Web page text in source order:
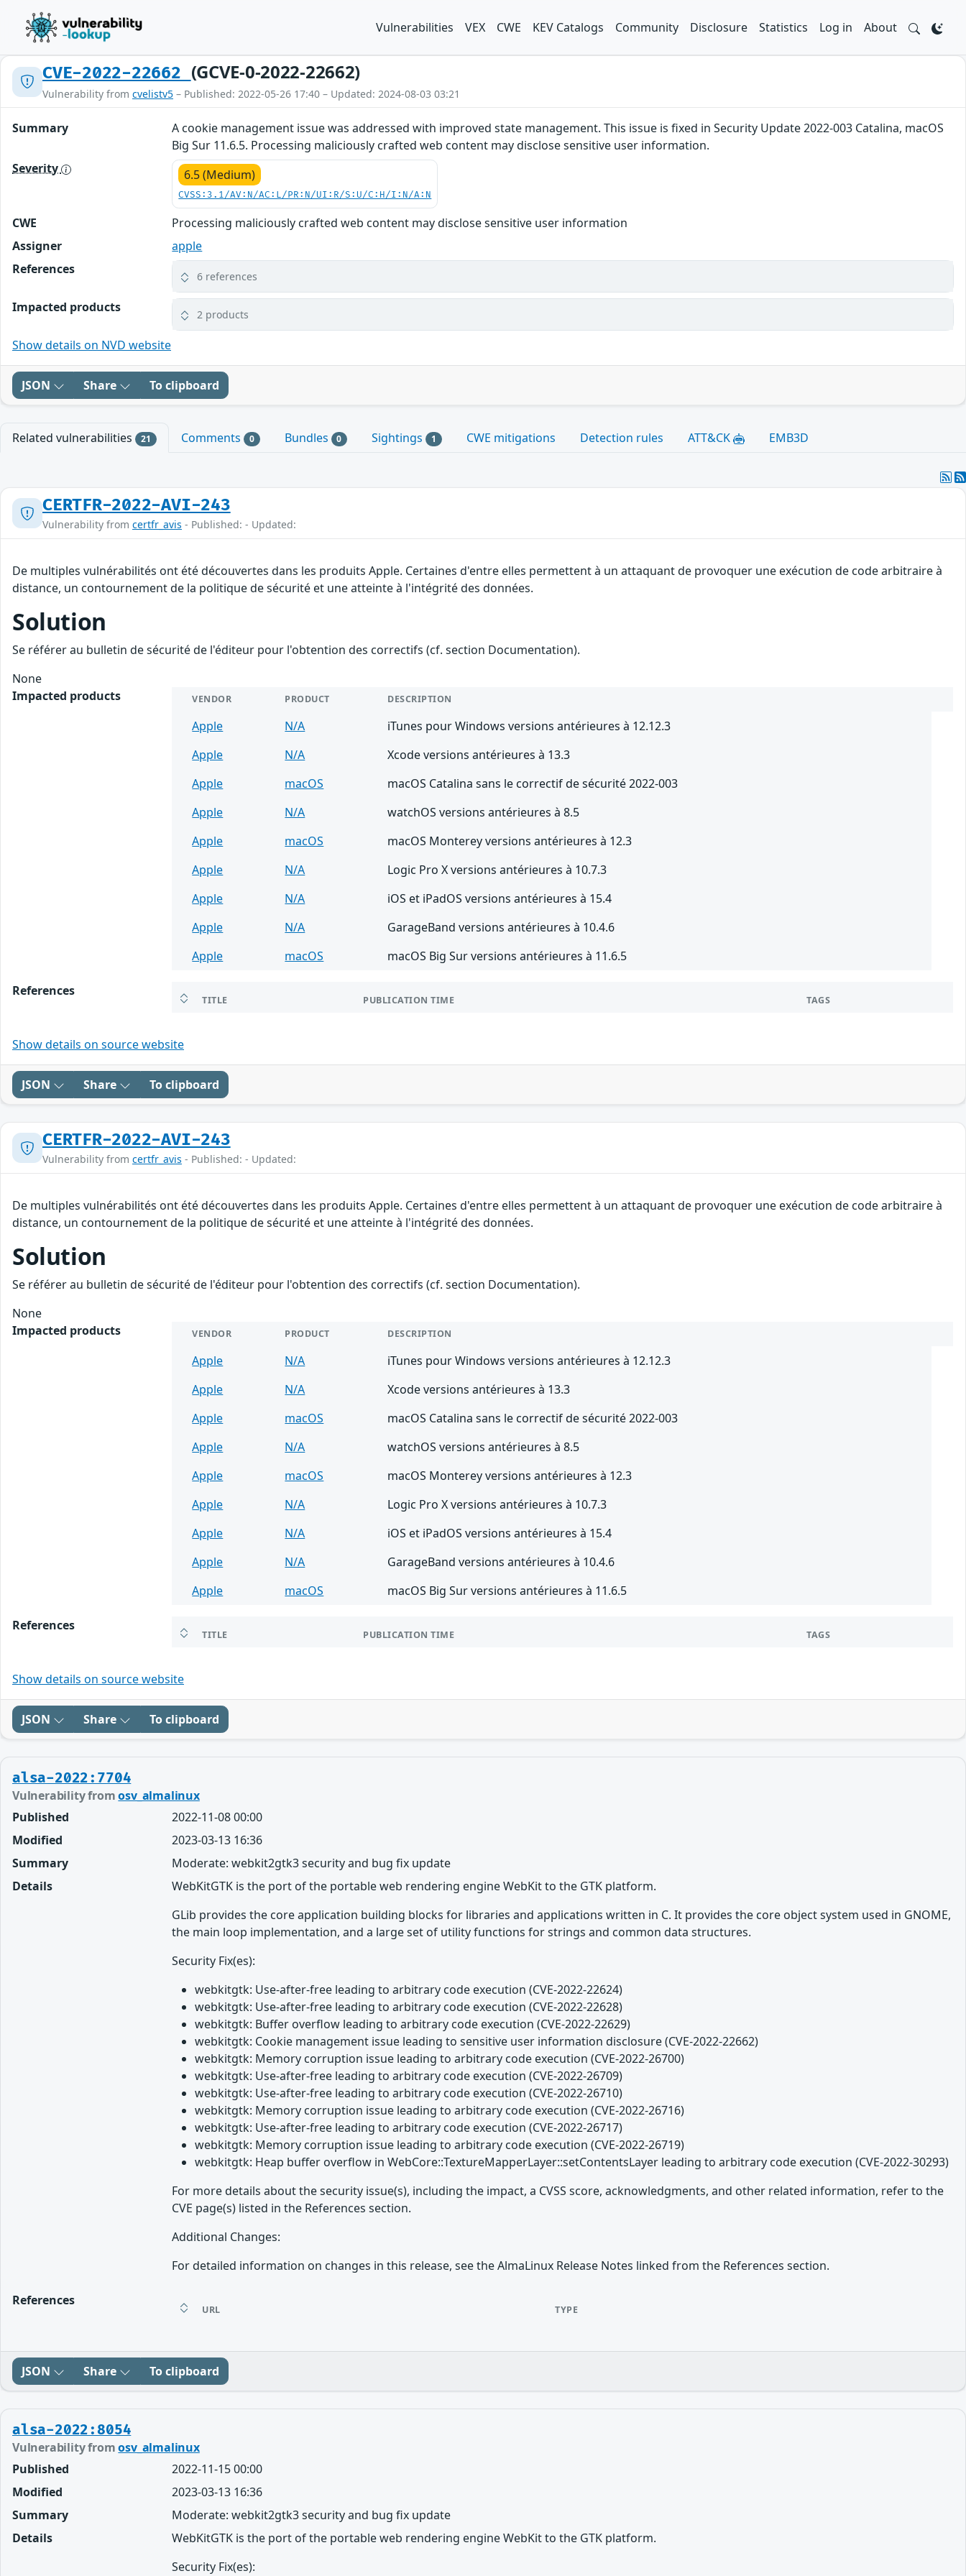
Vulnerabilities VEX CWE KEV Catalogs Community Disclosure Statistics Log in About
CVE-2022-22662 (GCVE-0-2022-22662)
Vulnerability from cvelistv5 – Published: 2022-05-26 17:40 – Updated: 2024-08-03 03:21
Summary
A cookie management issue was addressed with improved state management. This issue is fixed in Security Update 2022-003 Catalina, macOS
Big Sur 11.6.5. Processing maliciously crafted web content may disclose sensitive user information.
Severity
6.5 (Medium)
CVSS:3.1/AV:N/AC:L/PR:N/UI:R/S:U/C:H/I:N/A:N
CWE
Processing maliciously crafted web content may disclose sensitive user information
Assigner
apple
References
6 references
Impacted products 2 products
Show details on NVD website
JSON Share To clipboard
Related vulnerabilities 21 Comments 0 Bundles 0 Sightings 1 CWE mitigations Detection rules ATT&CK EMB3D
CERTFR-2022-AVI-243
Vulnerability from certfr_avis - Published: - Updated:
De multiples vulnérabilités ont été découvertes dans les produits Apple. Certaines d'entre elles permettent à un attaquant de provoquer une exécution de code arbitraire à
distance, un contournement de la politique de sécurité et une atteinte à l'intégrité des données.
Solution
Se référer au bulletin de sécurité de l'éditeur pour l'obtention des correctifs (cf. section Documentation).
None
Impacted products
VENDOR PRODUCT DESCRIPTION
Apple N/A
iTunes pour Windows versions antérieures à 12.12.3
Apple
N/A
Xcode versions antérieures à 13.3
Apple
macOS
macOS Catalina sans le correctif de sécurité 2022-003
Apple
N/A
watchOS versions antérieures à 8.5
Apple
macOS
macOS Monterey versions antérieures à 12.3
Apple
N/A
Logic Pro X versions antérieures à 10.7.3
Apple
N/A
iOS et iPadOS versions antérieures à 15.4
Apple
N/A
GarageBand versions antérieures à 10.4.6
Apple
macOS macOS Big Sur versions antérieures à 11.6.5
References
TITLE PUBLICATION TIME TAGS
Show details on source website
JSON Share To clipboard
CERTFR-2022-AVI-243
Vulnerability from certfr_avis - Published: - Updated:
De multiples vulnérabilités ont été découvertes dans les produits Apple. Certaines d'entre elles permettent à un attaquant de provoquer une exécution de code arbitraire à
distance, un contournement de la politique de sécurité et une atteinte à l'intégrité des données.
Solution
Se référer au bulletin de sécurité de l'éditeur pour l'obtention des correctifs (cf. section Documentation).
None
Impacted products
VENDOR PRODUCT DESCRIPTION
Apple N/A
iTunes pour Windows versions antérieures à 12.12.3
Apple
N/A
Xcode versions antérieures à 13.3
Apple
macOS
macOS Catalina sans le correctif de sécurité 2022-003
Apple
N/A
watchOS versions antérieures à 8.5
Apple
macOS
macOS Monterey versions antérieures à 12.3
Apple
N/A
Logic Pro X versions antérieures à 10.7.3
Apple
N/A
iOS et iPadOS versions antérieures à 15.4
Apple
N/A
GarageBand versions antérieures à 10.4.6
Apple
macOS macOS Big Sur versions antérieures à 11.6.5
References
TITLE PUBLICATION TIME TAGS
Show details on source website
JSON Share To clipboard
alsa-2022:7704
Vulnerability fromosv_almalinux
Published
2022-11-08 00:00
Modified
2023-03-13 16:36
Summary
Moderate: webkit2gtk3 security and bug fix update
Details
WebKitGTK is the port of the portable web rendering engine WebKit to the GTK platform.
GLib provides the core application building blocks for libraries and applications written in C. It provides the core object system used in GNOME,
the main loop implementation, and a large set of utility functions for strings and common data structures.
Security Fix(es):
webkitgtk: Use-after-free leading to arbitrary code execution (CVE-2022-22624)
webkitgtk: Use-after-free leading to arbitrary code execution (CVE-2022-22628)
webkitgtk: Buffer overflow leading to arbitrary code execution (CVE-2022-22629)
webkitgtk: Cookie management issue leading to sensitive user information disclosure (CVE-2022-22662)
webkitgtk: Memory corruption issue leading to arbitrary code execution (CVE-2022-26700)
webkitgtk: Use-after-free leading to arbitrary code execution (CVE-2022-26709)
webkitgtk: Use-after-free leading to arbitrary code execution (CVE-2022-26710)
webkitgtk: Memory corruption issue leading to arbitrary code execution (CVE-2022-26716)
webkitgtk: Use-after-free leading to arbitrary code execution (CVE-2022-26717)
webkitgtk: Memory corruption issue leading to arbitrary code execution (CVE-2022-26719)
webkitgtk: Heap buffer overflow in WebCore::TextureMapperLayer::setContentsLayer leading to arbitrary code execution (CVE-2022-30293)
For more details about the security issue(s), including the impact, a CVSS score, acknowledgments, and other related information, refer to the
CVE page(s) listed in the References section.
Additional Changes:
For detailed information on changes in this release, see the AlmaLinux Release Notes linked from the References section.
References
URL TYPE
JSON Share To clipboard
alsa-2022:8054
Vulnerability fromosv_almalinux
Published
2022-11-15 00:00
Modified
2023-03-13 16:36
Summary
Moderate: webkit2gtk3 security and bug fix update
Details
WebKitGTK is the port of the portable web rendering engine WebKit to the GTK platform.
Security Fix(es):